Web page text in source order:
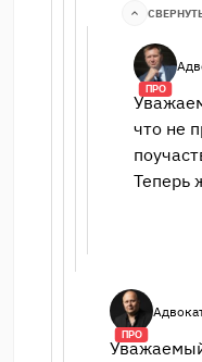
ПРО
что не
Теперь
ПРО